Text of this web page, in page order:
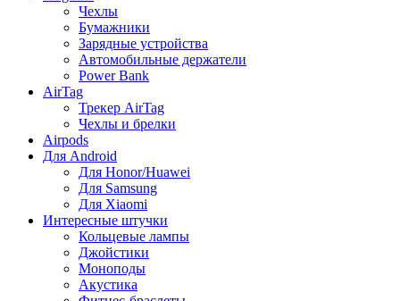
Чехлы
Бумажники
Зарядные устройства
Автомобильные держатели
Power Bank
AirTag
Трекер AirTag
Чехлы и брелки
Airpods
Для Android
Для Honor/Huawei
Для Samsung
Для Xiaomi
Интересные штучки
Кольцевые лампы
Джойстики
Моноподы
Акустика